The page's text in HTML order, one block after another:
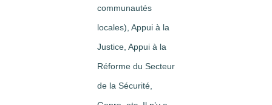
communautés
locales), Appui à la
Justice, Appui à la
Réforme du Secteur
de la Sécurité,